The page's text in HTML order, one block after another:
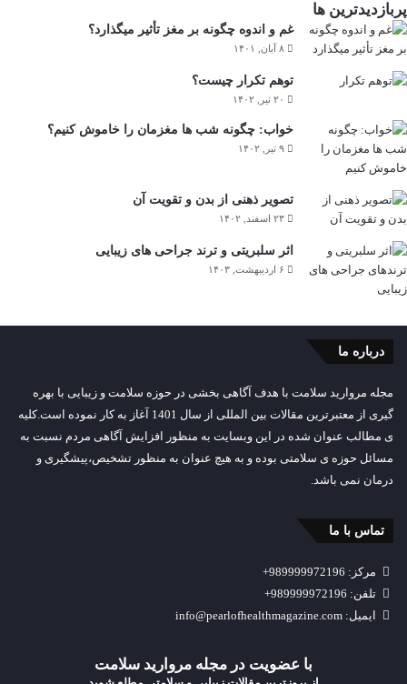
پربازدیدترین ها
غم و اندوه چگونه بر مغز تأثیر می­گذارد؟
۸ آبان, ۱۴۰۱
توهم تکرار چیست؟
۲۰ تیر, ۱۴۰۲
خواب: چگونه شب ها مغزمان را خاموش کنیم؟
۹ تیر, ۱۴۰۲
تصویر ذهنی از بدن و تقویت آن
۲۳ اسفند, ۱۴۰۲
اثر سلبریتی و ترند جراحی های زیبایی
۶ اردیبهشت, ۱۴۰۳
درباره ما
مجله مروارید سلامت با هدف آگاهی بخشی در حوزه سلامت و زیبایی با بهره
گیری از معتبرترین مقالات بین المللی از سال 1401 آغاز به کار نموده است.کلیه
ی مطالب عنوان شده در این وبسایت به منظور افزایش آگاهی مردم نسبت به
مسائل حوزه ی سلامتی بوده و به هیچ عنوان به منظور تشخیص،پیشگیری و
درمان نمی باشد.
تماس با ما
مرکز: 989999972196+
تلفن: 989999972196+
ایمیل: info@pearlofhealthmagazine.com
با عضویت در مجله مروارید سلامت